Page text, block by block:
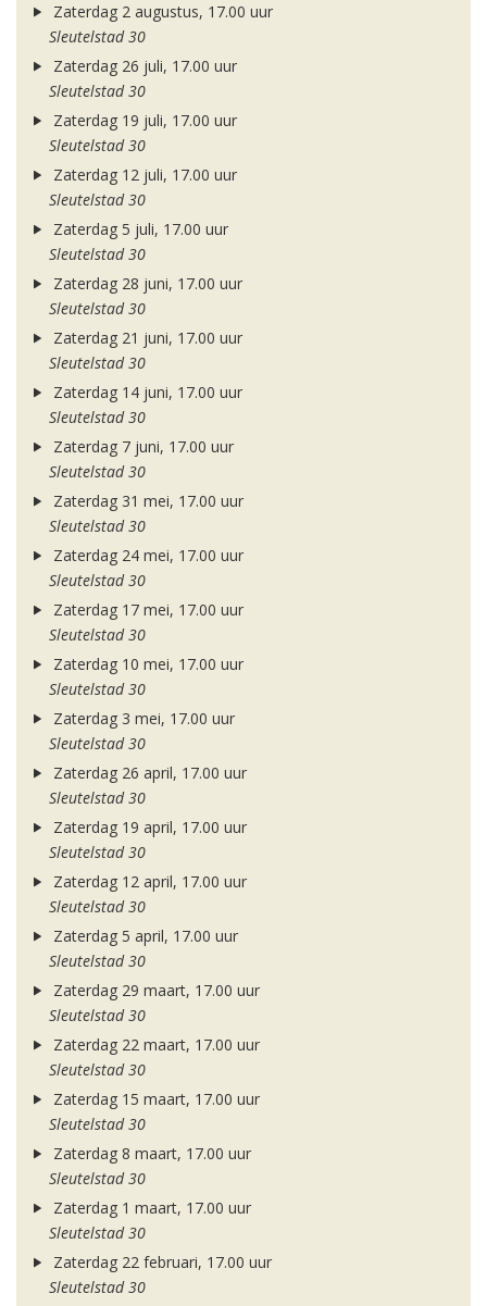
Zaterdag 2 augustus, 17.00 uur
Sleutelstad 30
Zaterdag 26 juli, 17.00 uur
Sleutelstad 30
Zaterdag 19 juli, 17.00 uur
Sleutelstad 30
Zaterdag 12 juli, 17.00 uur
Sleutelstad 30
Zaterdag 5 juli, 17.00 uur
Sleutelstad 30
Zaterdag 28 juni, 17.00 uur
Sleutelstad 30
Zaterdag 21 juni, 17.00 uur
Sleutelstad 30
Zaterdag 14 juni, 17.00 uur
Sleutelstad 30
Zaterdag 7 juni, 17.00 uur
Sleutelstad 30
Zaterdag 31 mei, 17.00 uur
Sleutelstad 30
Zaterdag 24 mei, 17.00 uur
Sleutelstad 30
Zaterdag 17 mei, 17.00 uur
Sleutelstad 30
Zaterdag 10 mei, 17.00 uur
Sleutelstad 30
Zaterdag 3 mei, 17.00 uur
Sleutelstad 30
Zaterdag 26 april, 17.00 uur
Sleutelstad 30
Zaterdag 19 april, 17.00 uur
Sleutelstad 30
Zaterdag 12 april, 17.00 uur
Sleutelstad 30
Zaterdag 5 april, 17.00 uur
Sleutelstad 30
Zaterdag 29 maart, 17.00 uur
Sleutelstad 30
Zaterdag 22 maart, 17.00 uur
Sleutelstad 30
Zaterdag 15 maart, 17.00 uur
Sleutelstad 30
Zaterdag 8 maart, 17.00 uur
Sleutelstad 30
Zaterdag 1 maart, 17.00 uur
Sleutelstad 30
Zaterdag 22 februari, 17.00 uur
Sleutelstad 30